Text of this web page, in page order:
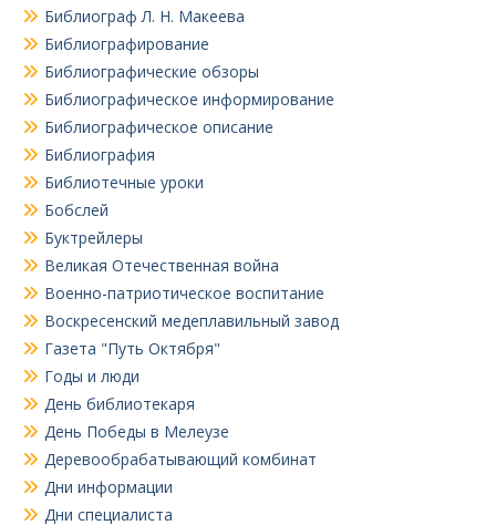
Библиограф Л. Н. Макеева
Библиографирование
Библиографические обзоры
Библиографическое информирование
Библиографическое описание
Библиография
Библиотечные уроки
Бобслей
Буктрейлеры
Великая Отечественная война
Военно-патриотическое воспитание
Воскресенский медеплавильный завод
Газета "Путь Октября"
Годы и люди
День библиотекаря
День Победы в Мелеузе
Деревообрабатывающий комбинат
Дни информации
Дни специалиста